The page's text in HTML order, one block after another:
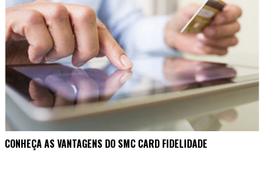
CONHEÇA AS VANTAGENS DO SMC CARD FIDELIDADE